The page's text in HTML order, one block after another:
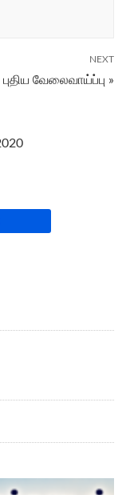
NEXT
வேலைவாய்ப்பு »